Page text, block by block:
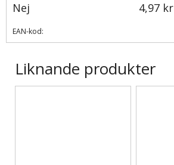
Nej 4,97 kr
EAN-kod:
Liknande produkter